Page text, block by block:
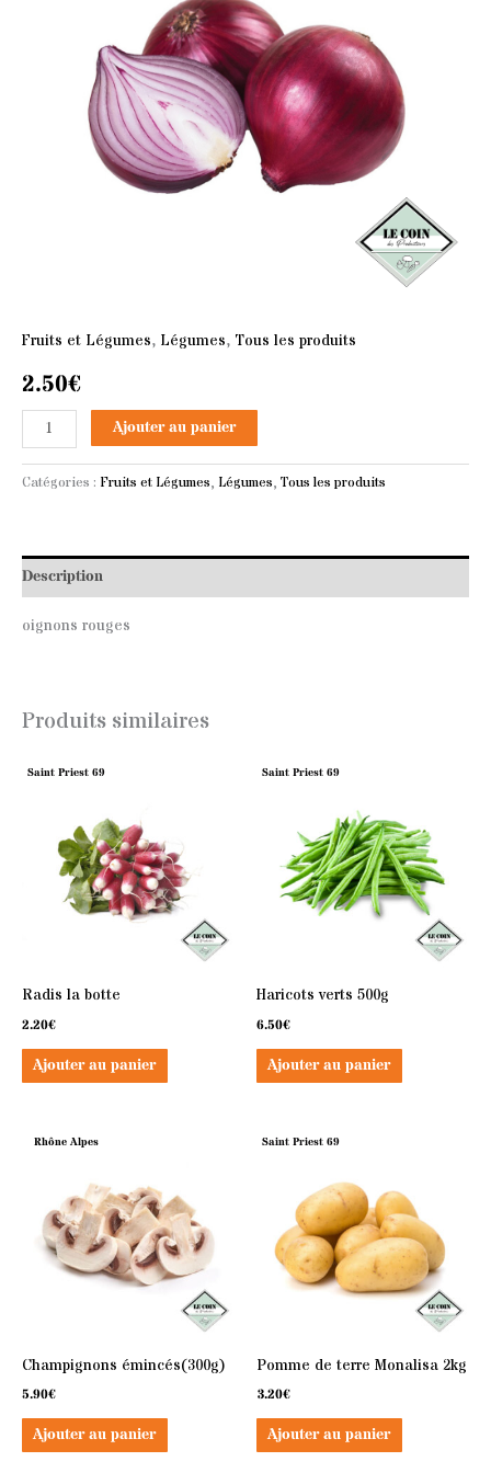
Fruits et Légumes, Légumes, Tous les produits
2.50€
Ajouter au panier
Catégories : Fruits et Légumes, Légumes, Tous les produits
Description
oignons rouges
Produits similaires
Saint Priest 69
Radis la botte
2.20€
Ajouter au panier
Saint Priest 69
Haricots verts 500g
6.50€
Ajouter au panier
Rhône Alpes
Champignons émincés(300g)
5.90€
Ajouter au panier
Saint Priest 69
Pomme de terre Monalisa 2kg
3.20€
Ajouter au panier